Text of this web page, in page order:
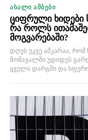
ᲐᲮᲐᲚᲘ ᲐᲛᲑᲔᲑᲘ
ციფრული ხიდები
რა როლს
მოგვარებაში?
დღეს უკვე აშკარაა,
მომავალში უდიდეს
ყველა დარგში და